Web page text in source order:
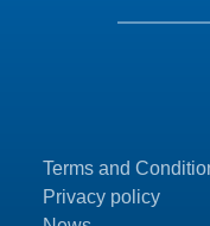
Terms and
Privacy policy